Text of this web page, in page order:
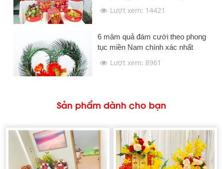
Lượt xem: 14421
6 mâm quả đám cưới theo phong
tục miền Nam chính xác nhất
Lượt xem: 8961
Sản phẩm dành cho bạn